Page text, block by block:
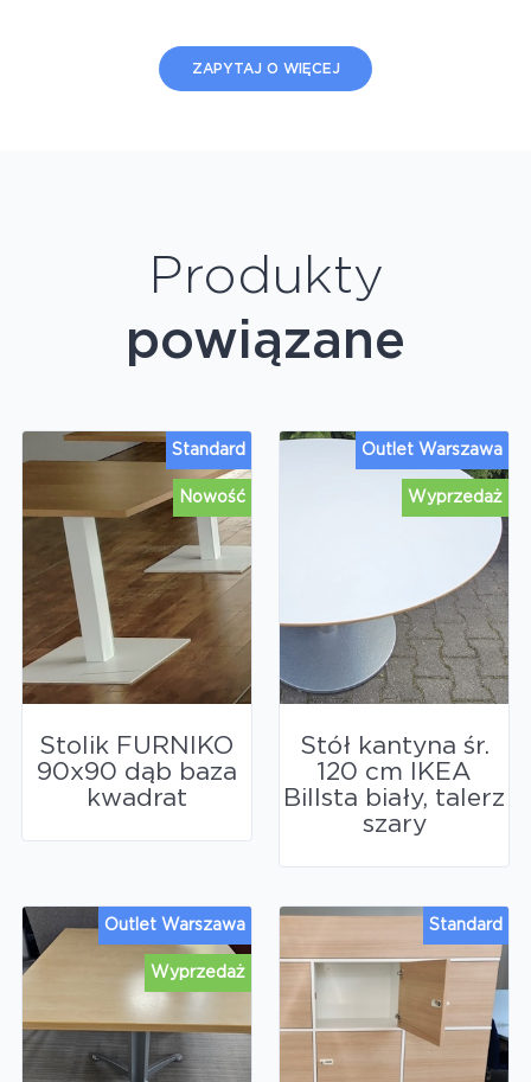
ZAPYTAJ O WIĘCEJ
Produkty
powiązane
Nowość
Standard
Stolik FURNIKO
90x90 dąb baza
kwadrat
Wyprzedaż
Outlet Warszawa
Stół kantyna śr.
120 cm IKEA
Billsta biały, talerz
szary
Wyprzedaż
Outlet Warszawa Standard